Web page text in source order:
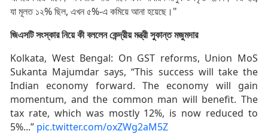
যা মূলত ১২% ছিল, এখন ৫%-এ কমিয়ে আনা হয়েছে।"
জিএসটি সংস্কার নিয়ে কী বললেন কেন্দ্রীয় মন্ত্রী সুকান্ত মজুমদার
Kolkata, West Bengal: On GST reforms, Union MoS
Sukanta Majumdar says, “This success will take the
Indian economy forward. The economy will gain
momentum, and the common man will benefit. The
tax rate, which was mostly 12%, is now reduced to
5%...” pic.twitter.com/oxZWg2aM5Z